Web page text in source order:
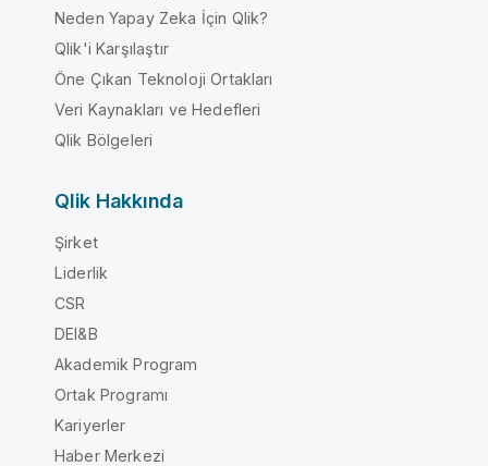
Neden Yapay Zeka İçin Qlik?
Qlik'i Karşılaştır
Öne Çıkan Teknoloji Ortakları
Veri Kaynakları ve Hedefleri
Qlik Bölgeleri
Qlik Hakkında
Şirket
Liderlik
CSR
DEI&B
Akademik Program
Ortak Programı
Kariyerler
Haber Merkezi